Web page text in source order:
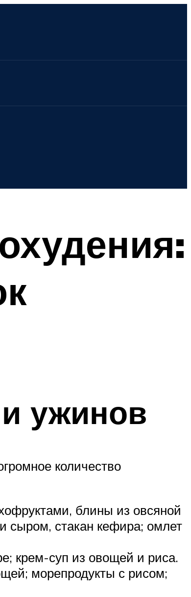
ужинов
количество
блины из овсяной
сыром, стакан кефира; омлет
крем-суп из овощей и риса.
морепродукты с рисом;